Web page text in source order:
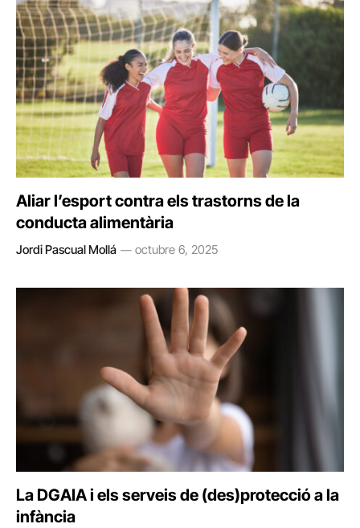
Aliar l’esport contra els trastorns de la
conducta alimentària
Jordi Pascual Mollá octubre 6, 2025
La DGAIA i els serveis de (des)protecció a la
infància